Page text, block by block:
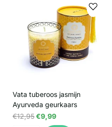
Vata tuberoos jasmijn
Ayurveda geurkaars
€12,95€9,99